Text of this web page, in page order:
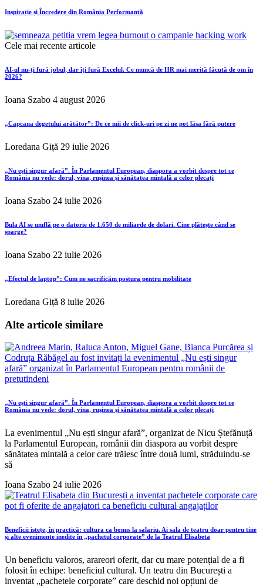
Inspirație și Încredere din România Performantă
Cele mai recente articole
AI-ul nu-ți fură jobul, dar îți fură Excelul. Ce muncă de HR mai merită făcută de om în
2026?
Ioana Szabo 4 august 2026
„Capcana degetului arătător”: De ce mii de click-uri pe zi ne pot lăsa fără putere
Loredana Giță 29 iulie 2026
„Nu ești singur afară”. În Parlamentul European, diaspora a vorbit despre tot ce
România nu vede: dorul, vina, rușinea și sănătatea mintală a celor plecați
Ioana Szabo 24 iulie 2026
Bula AI se umflă pe o datorie de 1.650 de miliarde de dolari. Cine plătește când se
sparge?
Ioana Szabo 22 iulie 2026
„Efectul de laptop”: Cum ne sacrificăm postura pentru mobilitate
Loredana Giță 8 iulie 2026
Alte articole similare
„Nu ești singur afară”. În Parlamentul European, diaspora a vorbit despre tot ce
România nu vede: dorul, vina, rușinea și sănătatea mintală a celor plecați
La evenimentul „Nu ești singur afară”, organizat de Nicu Ștefănuță
la Parlamentul European, românii din diaspora au vorbit despre
sănătatea mintală a celor care trăiesc între două lumi, străduindu-se
să
Ioana Szabo 24 iulie 2026
Beneficii istețe, în practică: cultura ca bonus la salariu. Ai sala de teatru doar pentru tine
și alte evenimente inedite în „pachetul corporate” de la Teatrul Elisabeta
Un beneficiu valoros, arareori oferit, dar cu mare potențial de a fi
folosit în echipe: beneficiul cultural. Un teatru din București a
inventat „pachetele corporate” care deschid noi opțiuni de